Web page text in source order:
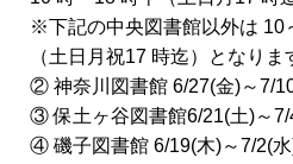
※下記の中央図書館以外は 10
（土日月祝17 時迄）となりま
② 神奈川図書館 6/27(金)～7/
③ 保土ヶ谷図書館6/21(土)～7/
④ 磯子図書館 6/19(木)～7/2(